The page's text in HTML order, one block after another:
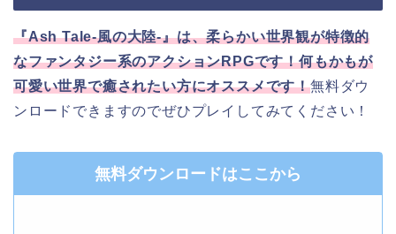
『Ash Tale-風の大陸-』は、柔らかい世界観が特徴的
なファンタジー系のアクションRPGです！何もかもが
可愛い世界で癒されたい方にオススメです！無料ダウ
ンロードできますのでぜひプレイしてみてください！
無料ダウンロードはここから